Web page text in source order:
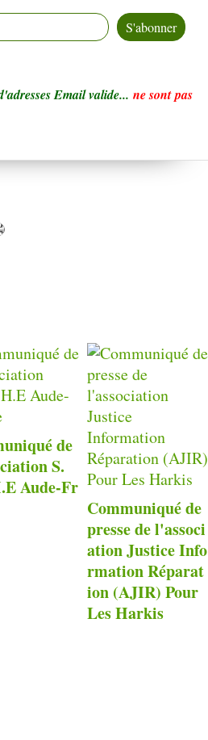
Email valide... ne sont pas
de
S.
Aude-Fr
Communiqué de
presse de l'associ
ation Justice Info
rmation Réparat
ion (AJIR) Pour
Les Harkis